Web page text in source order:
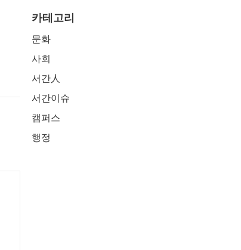
카테고리
문화
사회
서간人
서간이슈
캠퍼스
행정